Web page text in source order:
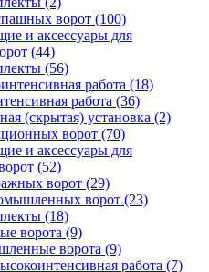
ворот (100)
и аксессуары для
(44)
(56)
работа (18)
работа (36)
(скрытая) установка (2)
ворот (70)
и аксессуары для
(52)
ворот (29)
ворот (23)
(18)
ворота (9)
ворота (9)
работа (7)